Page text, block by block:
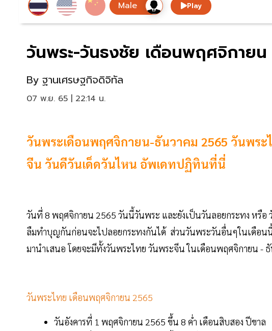
Play
วันพระ-วันธงชัย เดือนพฤศจิกาย
By ฐานเศรษฐกิจดิจิทัล
07 พ.ย. 65 | 22:14 น.
วันพระเดือนพฤศจิกายน-ธันวาคม 2565 วันพร
จีน วันดีวันเด็ดวันไหน อัพเดทปฏิทินที่นี่
วันที่ 8 พฤศจิกายน 2565 วันนี้วันพระ และยังเป็นวันลอยกระทง หรือ
ลืมทำบุญกันก่อนจะไปลอยกระทงกันได้ ส่วนวันพระวันอื่นๆในเดือน
มานำเสนอ โดยจะมีทั้งวันพระไทย วันพระจีน ในเดือนพฤศจิกายน -
วันพระไทย เดือนพฤศจิกายน 2565
วันอังคารที่ 1 พฤศจิกายน 2565 ขึ้น 8 ค่ำ เดือนสิบสอง ปีขาล